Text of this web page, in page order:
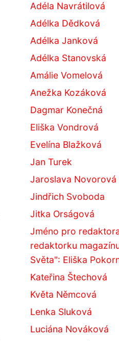
Adéla Navrátilová
Adélka Dědková
Adélka Janková
Adélka Stanovská
Amálie Vomelová
Anežka Kozáková
Dagmar Konečná
Eliška Vondrová
Evelína Blažková
Jan Turek
Jaroslava Novorová
Jindřich Svoboda
Jitka Orságová
Jméno pro
redaktorku
Světa": Eliška
Kateřina Štechová
Květa Němcová
Lenka Sluková
Luciána Nováková